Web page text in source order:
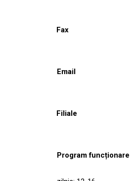
Fax
Email
Filiale
Program funcționare